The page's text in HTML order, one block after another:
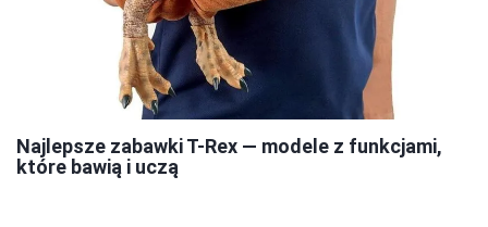
Najlepsze zabawki T-Rex — modele z funkcjami,
które bawią i uczą